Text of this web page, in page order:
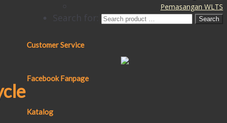
Pemasangan WLTS
Search for:
Customer Service
Facebook Fanpage
Katalog